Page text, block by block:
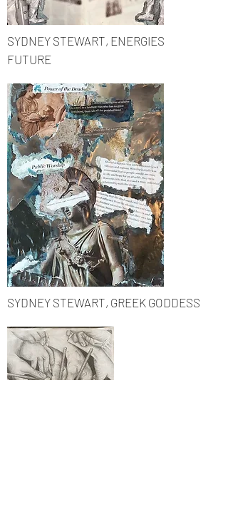
Коллекция: Разные портреты
SYDNEY STEWART, ENERGIES
FUTURE
SYDNEY STEWART, GREEK GODDESS